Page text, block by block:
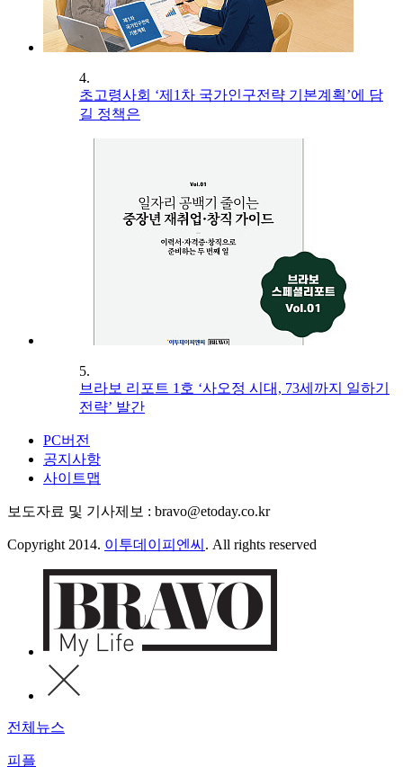
4.
초고령사회 ‘제1차 국가인구전략 기본계획’에 담
길 정책은
5.
브라보 리포트 1호 ‘사오정 시대, 73세까지 일하기
전략’ 발간
PC버전
공지사항
사이트맵
보도자료 및 기사제보 : bravo@etoday.co.kr
Copyright 2014. 이투데이피엔씨 . All rights reserved
전체뉴스
피플